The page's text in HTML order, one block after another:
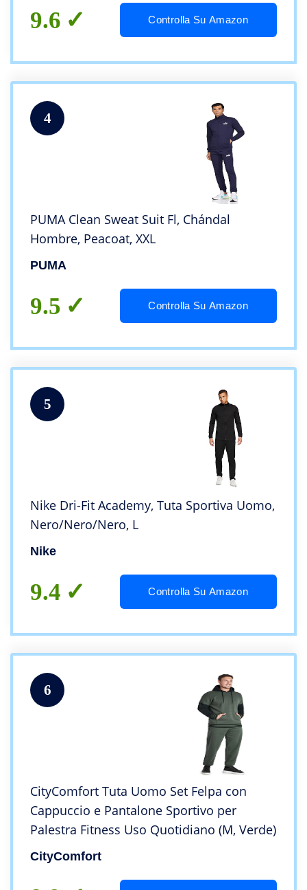
9.6 Controlla Su Amazon
4
PUMA Clean Sweat Suit Fl, Chándal
Hombre, Peacoat, XXL
PUMA
9.5 Controlla Su Amazon
5
Nike Dri-Fit Academy, Tuta Sportiva Uomo,
Nero/Nero/Nero, L
Nike
9.4 Controlla Su Amazon
6
CityComfort Tuta Uomo Set Felpa con
Cappuccio e Pantalone Sportivo per
Palestra Fitness Uso Quotidiano (M, Verde)
CityComfort